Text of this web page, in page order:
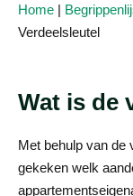
Home |
Verdeelsleutel
Wat is de
Met behulp van de
gekeken welk